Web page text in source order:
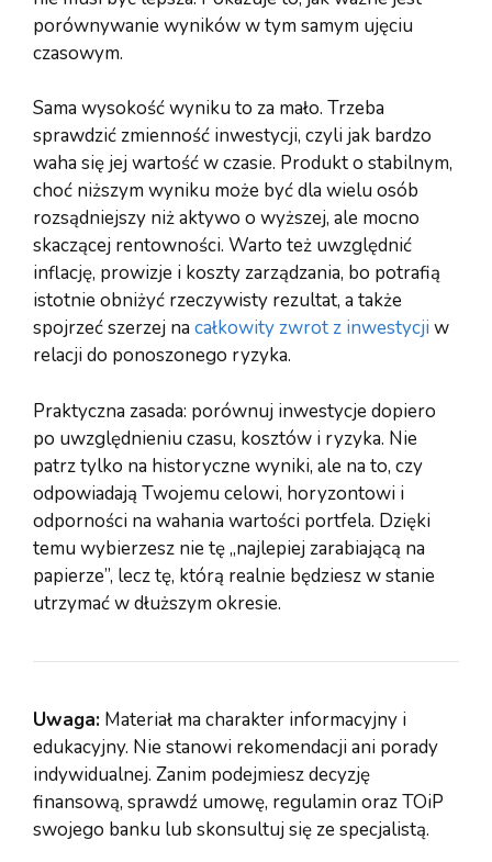
porównywanie wyników w tym samym ujęciu
czasowym.
Sama wysokość wyniku to za mało. Trzeba
sprawdzić zmienność inwestycji, czyli jak bardzo
waha się jej wartość w czasie. Produkt o stabilnym,
choć niższym wyniku może być dla wielu osób
rozsądniejszy niż aktywo o wyższej, ale mocno
skaczącej rentowności. Warto też uwzględnić
inflację, prowizje i koszty zarządzania, bo potrafią
istotnie obniżyć rzeczywisty rezultat, a także
spojrzeć szerzej na całkowity zwrot z inwestycjiw
relacji do ponoszonego ryzyka.
Praktyczna zasada: porównuj inwestycje dopiero
po uwzględnieniu czasu, kosztów i ryzyka. Nie
patrz tylko na historyczne wyniki, ale na to, czy
odpowiadają Twojemu celowi, horyzontowi i
odporności na wahania wartości portfela. Dzięki
temu wybierzesz nie tę „najlepiej zarabiającą na
papierze”, lecz tę, którą realnie będziesz w stanie
utrzymać w dłuższym okresie.
Uwaga: Materiał ma charakter informacyjny i
edukacyjny. Nie stanowi rekomendacji ani porady
indywidualnej. Zanim podejmiesz decyzję
finansową, sprawdź umowę, regulamin oraz TOiP
swojego banku lub skonsultuj się ze specjalistą.